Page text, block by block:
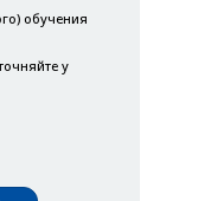
обучения
у